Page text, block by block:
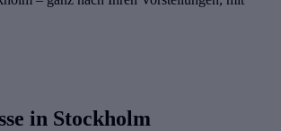
in Stockholm